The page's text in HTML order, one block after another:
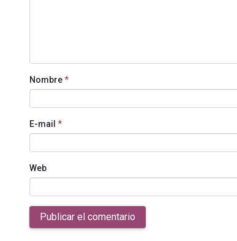
Nombre*
E-mail *
Web
Publicar el comentario